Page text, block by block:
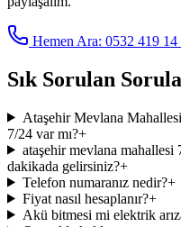
Hemen Ara: 0532 419 14
Sık Sorulan
Ataşehir Mevlana
7/24 var mı?+
ataşehir mevlana
dakikada gelirsiniz?+
Telefon numaranız nedir?+
Fiyat nasıl hesaplanır?+
Akü bitmesi mi elektrik